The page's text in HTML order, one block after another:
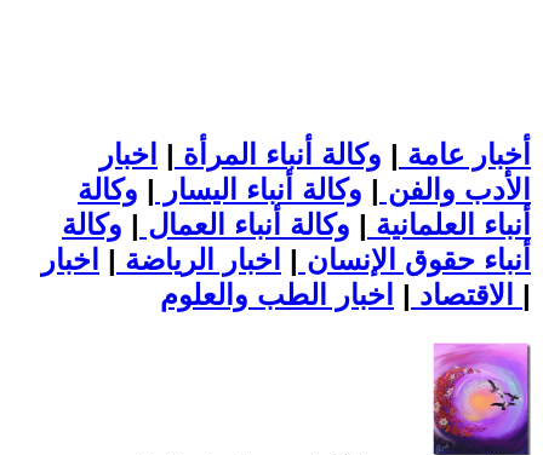
أخبار عامة | وكالة أنباء المرأة | اخبار
الأدب والفن | وكالة أنباء اليسار | وكالة
أنباء العلمانية | وكالة أنباء العمال | وكالة
أنباء حقوق الإنسان | اخبار الرياضة | اخبار
الاقتصاد | |